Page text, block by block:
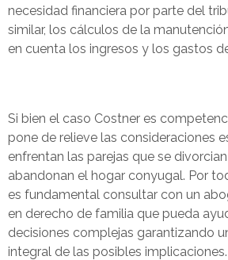
necesidad financiera por parte del
similar, los cálculos de la
en cuenta los ingresos y los gastos
Si bien el caso Costner es
pone de relieve las consideraciones
enfrentan las parejas que se
abandonan el hogar conyugal. Por
es fundamental consultar con un
en derecho de familia que pueda
decisiones complejas garantizando
integral de las posibles implicaciones.